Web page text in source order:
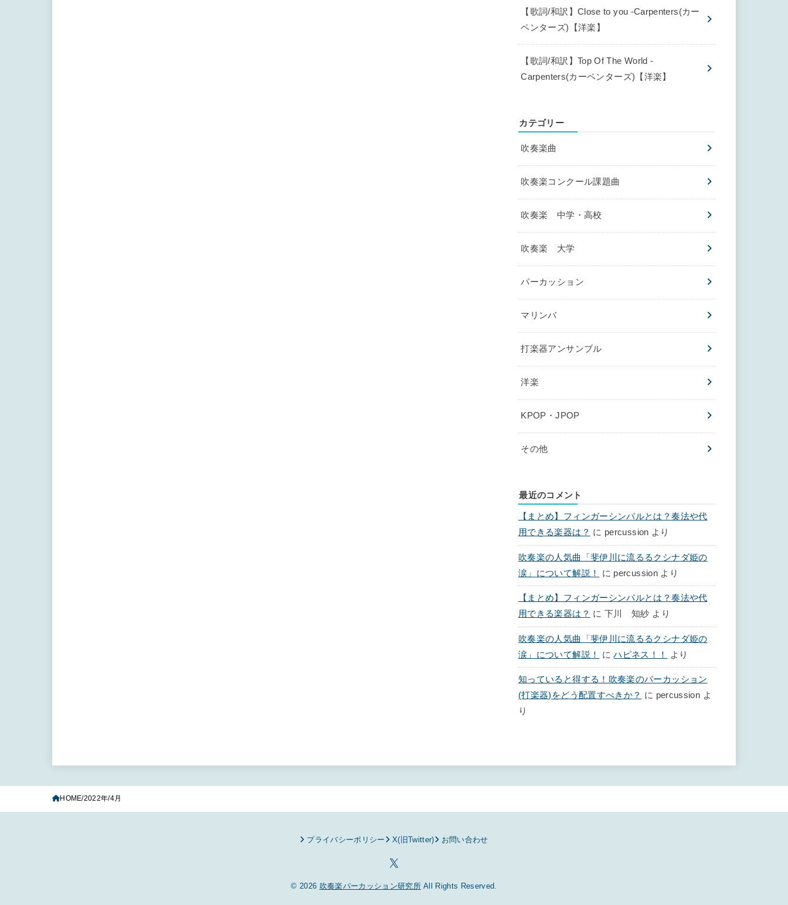
【歌詞/和訳】Close to you -Carpenters(カー
ペンターズ)【洋楽】
【歌詞/和訳】Top Of The World -
Carpenters(カーペンターズ)【洋楽】
カテゴリー
吹奏楽曲
吹奏楽コンクール課題曲
吹奏楽 中学・高校
吹奏楽 大学
パーカッション
マリンバ
打楽器アンサンブル
洋楽
KPOP・JPOP
その他
最近のコメント
【まとめ】フィンガーシンバルとは？奏法や代
用できる楽器は？ に percussion より
吹奏楽の人気曲「斐伊川に流るるクシナダ姫の
涙」について解説！
に percussion より
【まとめ】フィンガーシンバルとは？奏法や代
用できる楽器は？ に 下川 知紗 より
吹奏楽の人気曲「斐伊川に流るるクシナダ姫の
涙」について解説！
にハピネス！！ より
知っていると得する！吹奏楽のパーカッション
(打楽器)をどう配置すべきか？
に percussion よ
り
HOME 2022年 4月
プライバシーポリシー X(旧Twitter) お問い合わせ
© 2026 吹奏楽パーカッション研究所All Rights Reserved.